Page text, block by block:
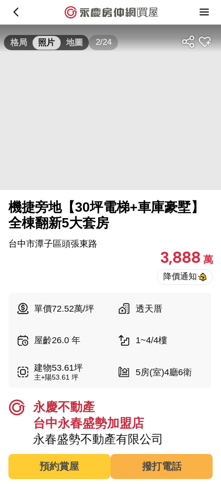
買屋
格局 照片 地圖 2/24
機捷旁地【30坪電梯+車庫豪墅】
全棟翻新5大套房
台中市潭子區頭張東路
3,888萬
單價72.52萬/坪 透天厝
屋齡26.0 年 1~4/4樓
建物53.61坪
主+陽53.61 坪 5房(室)4廳6衛
永慶不動產
台中永春盛勢加盟店
永春盛勢不動產有限公司
預約賞屋 撥打電話